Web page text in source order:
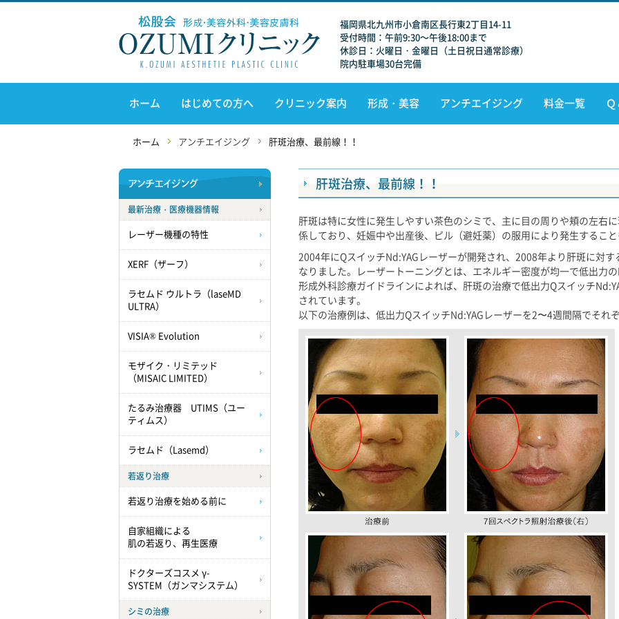
福岡県北九州市小倉南区長行東2丁目14-11
受付時間：午前9:30～午後18:00まで
休診日：火曜日・金曜日（土日祝日通常診療）
院内駐車場30台完備
ホーム はじめての方へ クリニック案内 形成・美容 アンチエイジング 料金一覧
ホーム アンチエイジング 肝斑治療、最前線！！
肝斑治療、最前線！！
肝斑は特に女性に発生しやすい茶色のシミで、主に目の周りや頬の左右
係しており、妊娠中や出産後、ピル（避妊薬）の服用により発生すること
2004年にQスイッチNd:YAGレーザーが開発され、2008年より肝斑に対
なりました。レーザートーニングとは、エネルギー密度が均一で低出力
形成外科診療ガイドラインによれば、肝斑の治療で低出力Qスイッチ
されています。
以下の治療例は、低出力QスイッチNd:YAGレーザーを2〜4週間隔でそれ
最新治療・医療機器情報
レーザー機種の特性
XERF（ザーフ）
ラセムド ウルトラ（laseMD
ULTRA）
VISIA® Evolution
モザイク・リミテッド
（MISAIC LIMITED）
たるみ治療器 UTIMS（ユー
ティムス）
ラセムド（Lasemd）
若返り治療
若返り治療を始める前に
自家組織による
肌の若返り、再生医療
ドクターズコスメ γ-
SYSTEM（ガンマシステム）
シミの治療